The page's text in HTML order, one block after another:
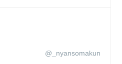
@_nyansomakun